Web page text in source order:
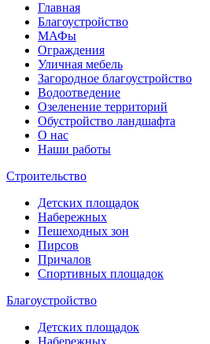
Главная
Благоустройство
МАФы
Ограждения
Уличная мебель
Загородное благоустройство
Водоотведение
Озеленение территорий
Обустройство ландшафта
О нас
Наши работы
Строительство
Детских площадок
Набережных
Пешеходных зон
Пирсов
Причалов
Спортивных площадок
Благоустройство
Детских площадок
Набережных